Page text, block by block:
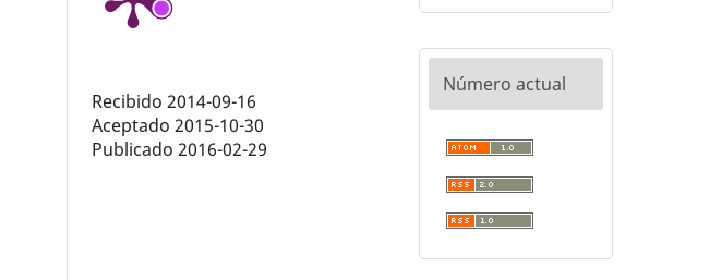
Recibido 2014-09-16
Aceptado 2015-10-30
Publicado 2016-02-29
Número actual